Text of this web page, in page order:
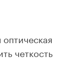
четкость